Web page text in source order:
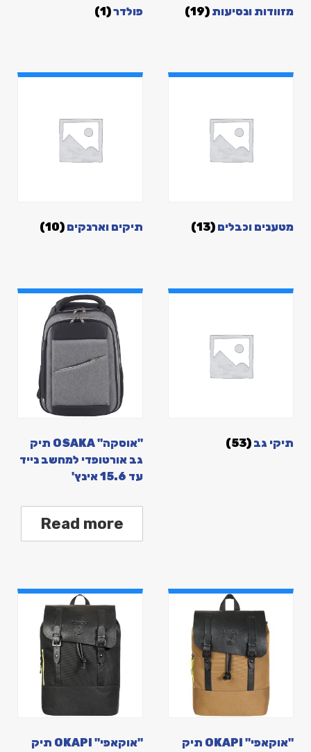
מזוודות ונסיעות (19) פולדר(1)
מטענים וכבלים (13) תיקים וארנקים(10)
תיקי גב (53)
"אוסקה" OSAKA תיק
גב אורטופדי למחשב נייד
עד 15.6 אינץ'
Read more
"אוקאפי" OKAPI תיק
"אוקאפי" OKAPI תיק